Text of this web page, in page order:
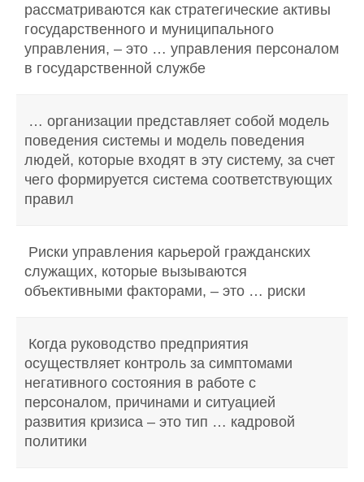
рассматриваются как стратегические активы
государственного и муниципального
управления, – это … управления персоналом
в государственной службе
… организации представляет собой модель
поведения системы и модель поведения
людей, которые входят в эту систему, за счет
чего формируется система соответствующих
правил
Риски управления карьерой гражданских
служащих, которые вызываются
объективными факторами, – это … риски
Когда руководство предприятия
осуществляет контроль за симптомами
негативного состояния в работе с
персоналом, причинами и ситуацией
развития кризиса – это тип … кадровой
политики